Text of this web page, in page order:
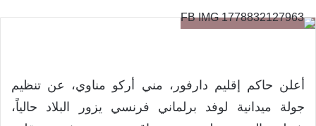
​أعلن حاكم إقليم دارفور، مني أركو مناوي، عن تنظيم
جولة ميدانية لوفد برلماني فرنسي يزور البلاد حالياً،